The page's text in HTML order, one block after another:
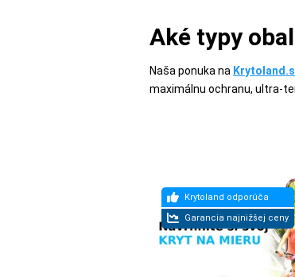
Aké typy
Naša ponuka na
maximálnu ochranu, ultra-